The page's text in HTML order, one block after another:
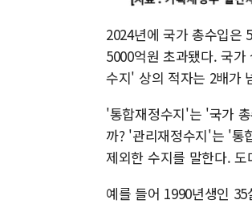
2024년에 국가 총수입은
5000억원 초과됐다. 국
수지' 상의 적자는 2배가
'통합재정수지'는 '국가
까? '관리재정수지'는 '통
제외한 수지를 말한다.
예를 들어 1990년생인